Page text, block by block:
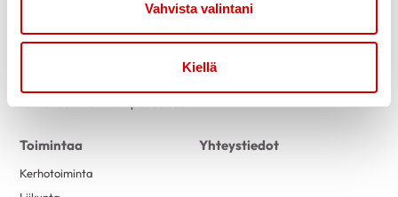
Vahvista valintani
Kiellä
Tietoa
Toimintaa
Kerhotoiminta
Yhteystiedot